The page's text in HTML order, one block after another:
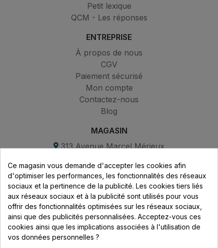
Petit lexique
QCM - Les réponses
ENTREPRISE
À propos de nous
CGV
Paiement sécurisé
Mon compte
Contactez-nous
Blog
MAGASIN
313 Avenue Marcel Mérieux
69530 Brignais
Lundi au vendredi :
8h - 16h
uniquement sur Rendez-vous
CONTACT
Ce magasin vous demande d'accepter les cookies afin
d'optimiser les performances, les fonctionnalités des réseaux
sociaux et la pertinence de la publicité. Les cookies tiers liés
aux réseaux sociaux et à la publicité sont utilisés pour vous
offrir des fonctionnalités optimisées sur les réseaux sociaux,
ainsi que des publicités personnalisées. Acceptez-vous ces
cookies ainsi que les implications associées à l'utilisation de
vos données personnelles ?